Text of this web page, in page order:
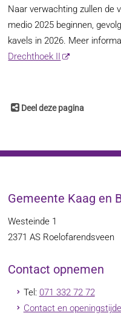
Naar verwachting zullen de
medio 2025 beginnen,
kavels in 2026. Meer
Drechthoek II
Deel deze pagina
Gemeente Kaag en
Westeinde 1
2371 AS Roelofarendsveen
Contact opnemen
Tel: 071 332 72 72
Contact en